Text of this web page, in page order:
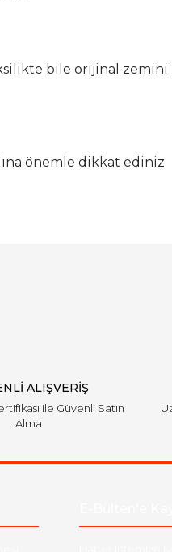
bile orijinal
önemle dikkat ediniz
ALIŞVERİŞ
ile Güvenli Satın
Alma